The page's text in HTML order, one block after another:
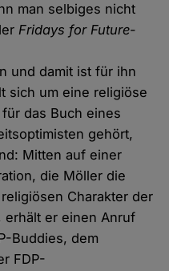
man selbiges nicht
Fridays for Future-
und damit ist für ihn
sich um eine religiöse
das Buch eines
gehört,
Mitten auf einer
die Möller die
Charakter der
erhält er einen Anruf
Buddies, dem
FDP-